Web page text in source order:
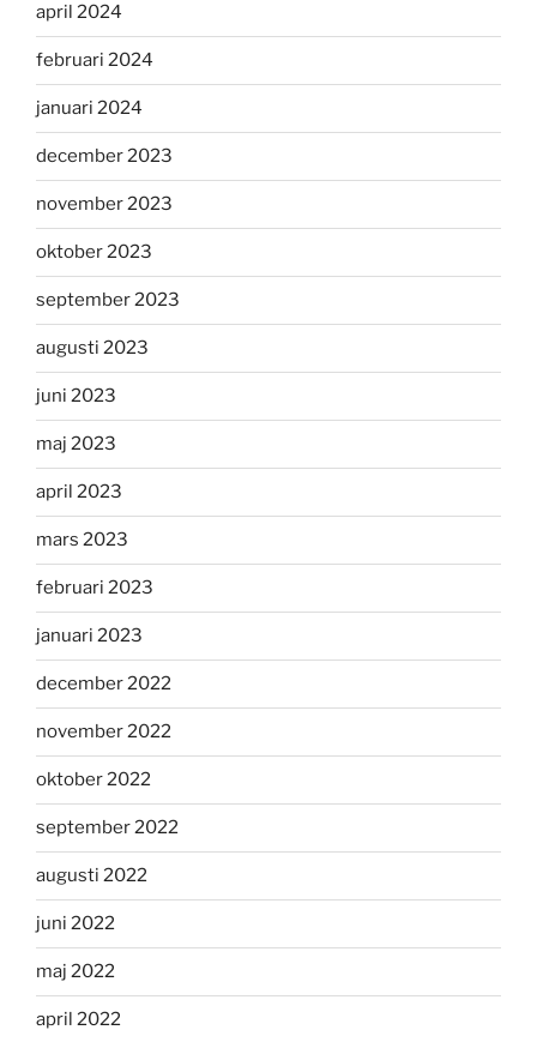
april 2024
februari 2024
januari 2024
december 2023
november 2023
oktober 2023
september 2023
augusti 2023
juni 2023
maj 2023
april 2023
mars 2023
februari 2023
januari 2023
december 2022
november 2022
oktober 2022
september 2022
augusti 2022
juni 2022
maj 2022
april 2022